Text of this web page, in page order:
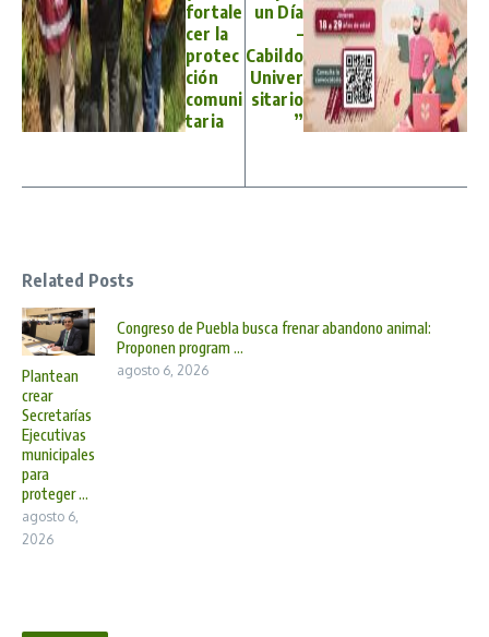
fortale
cer la
protec
ción
comuni
taria
un Día
–
Cabildo
Univer
sitario
”
Related Posts
Plantean
crear
Secretarías
Ejecutivas
municipales
para
proteger ...
agosto 6,
2026
Congreso de Puebla busca frenar abandono animal:
Proponen program ...
agosto 6, 2026